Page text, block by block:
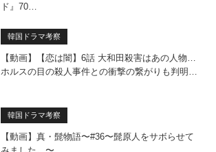
ド』70…
韓国ドラマ考察
【動画】【恋は闇】6話 大和田殺害はあの人物…
ホルスの目の殺人事件との衝撃の繋がりも判明…
韓国ドラマ考察
【動画】真・髭物語〜#36〜髭原人をサボらせて